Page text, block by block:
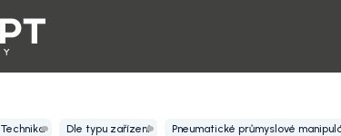
Technika Dle typu zařízení Pneumatické průmyslové